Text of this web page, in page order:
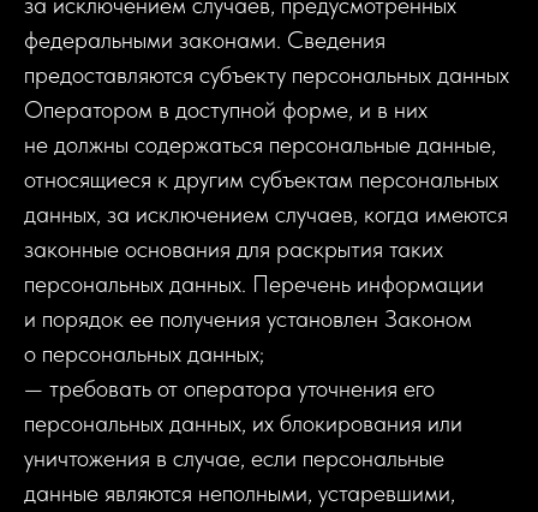
федеральными законами. Сведения
предоставляются субъекту персональных данных
Оператором в доступной форме, и в них
не должны содержаться персональные данные,
относящиеся к другим субъектам персональных
данных, за исключением случаев, когда имеются
законные основания для раскрытия таких
персональных данных. Перечень информации
и порядок ее получения установлен Законом
о персональных данных;
— требовать от оператора уточнения его
персональных данных, их блокирования или
уничтожения в случае, если персональные
данные являются неполными, устаревшими,